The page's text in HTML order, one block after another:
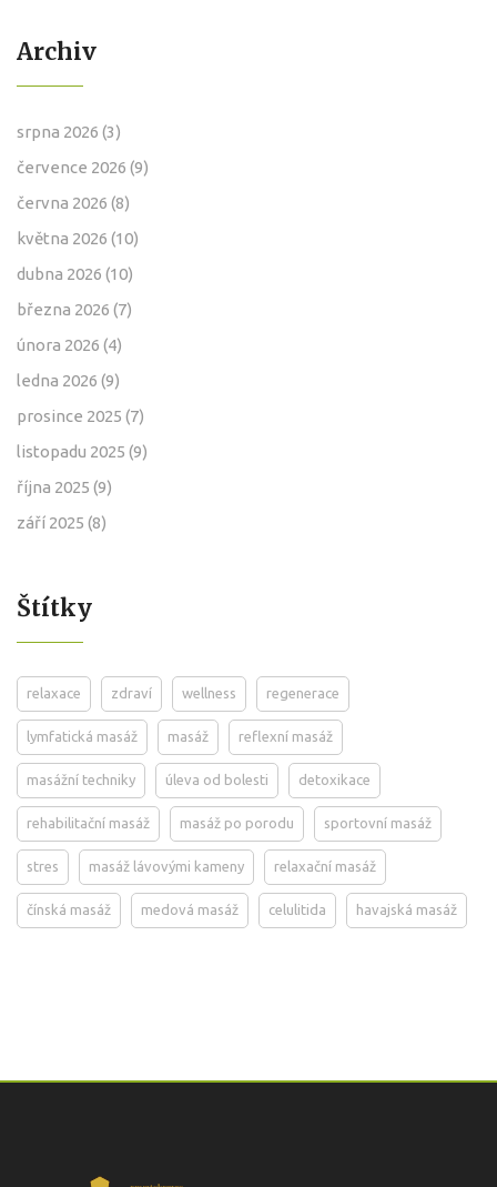
Archiv
srpna 2026 (3)
července 2026 (9)
června 2026 (8)
května 2026 (10)
dubna 2026 (10)
března 2026 (7)
února 2026 (4)
ledna 2026 (9)
prosince 2025 (7)
listopadu 2025 (9)
října 2025 (9)
září 2025 (8)
Štítky
relaxace zdraví wellness regenerace
lymfatická masáž masáž reflexní masáž
masážní techniky úleva od bolesti detoxikace
rehabilitační masáž masáž po porodu sportovní masáž
stres masáž lávovými kameny relaxační masáž
čínská masáž medová masáž celulitida havajská masáž